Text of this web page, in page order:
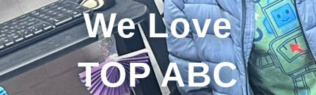
We Love
TOP ABC